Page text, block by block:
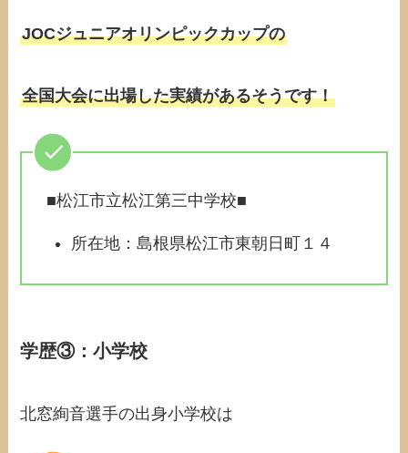
JOCジュニアオリンピックカップの
全国大会に出場した実績があるそうです！
■松江市立松江第三中学校■
所在地：島根県松江市東朝日町１４
学歴③：小学校
北窓絢音選手の出身小学校は